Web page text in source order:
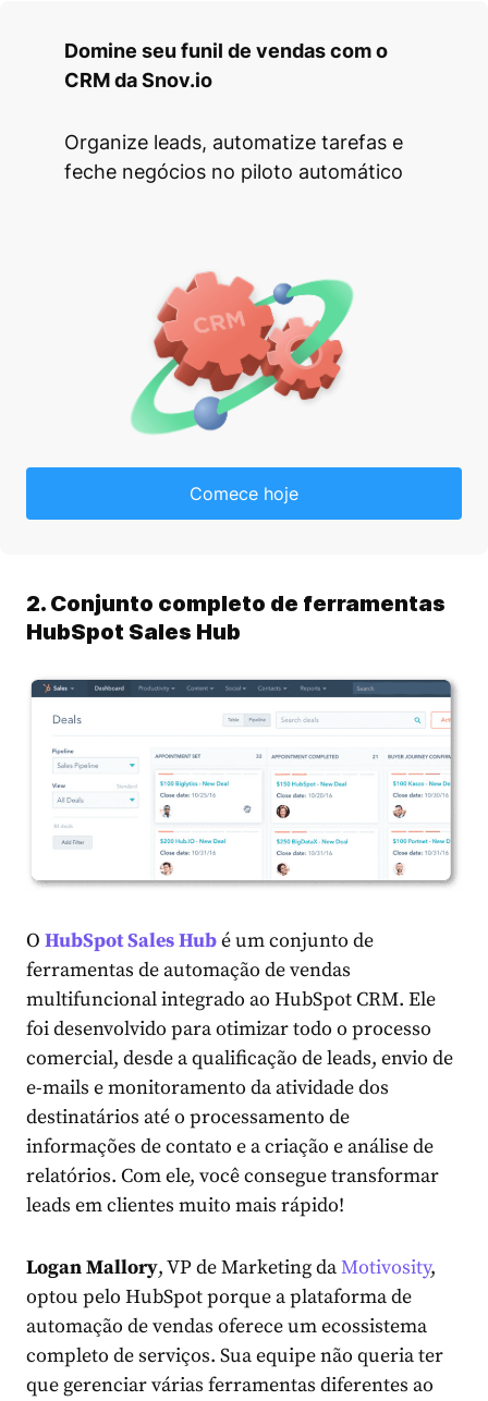
Domine seu funil de vendas com o
CRM da Snov.io
Organize leads, automatize tarefas e
feche negócios no piloto automático
Comece hoje
2. Conjunto completo de ferramentas
HubSpot Sales Hub
O HubSpot Sales Hubé um conjunto de
ferramentas de automação de vendas
multifuncional integrado ao HubSpot CRM. Ele
foi desenvolvido para otimizar todo o processo
comercial, desde a qualificação de leads, envio de
e-mails e monitoramento da atividade dos
destinatários até o processamento de
informações de contato e a criação e análise de
relatórios. Com ele, você consegue transformar
leads em clientes muito mais rápido!
Logan Mallory, VP de Marketing daMotivosity,
optou pelo HubSpot porque a plataforma de
automação de vendas oferece um ecossistema
completo de serviços. Sua equipe não queria ter
que gerenciar várias ferramentas diferentes ao